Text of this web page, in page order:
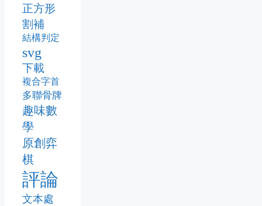
正方形
割補
結構判定
svg
下載
複合字首
多聯骨牌
趣味數
學
原創弈
棋
評論
文本處